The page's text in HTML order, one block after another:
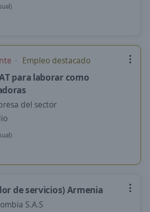
Empleo destacado
para laborar como
del sector
de servicios) Armenia
S.A.S